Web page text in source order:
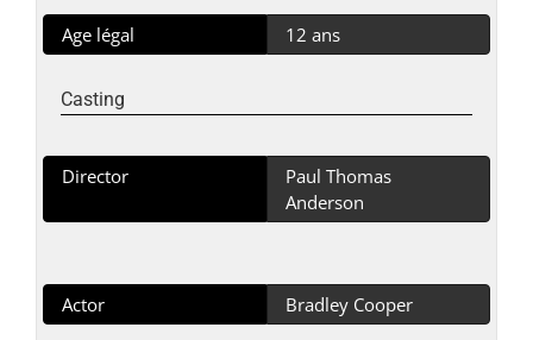
Age légal 12 ans
Casting
Director
Paul Thomas
Anderson
Actor Bradley Cooper